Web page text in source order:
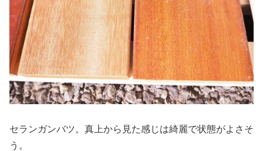
セランガンバツ。真上から見た感じは綺麗で状態がよさそ
う。